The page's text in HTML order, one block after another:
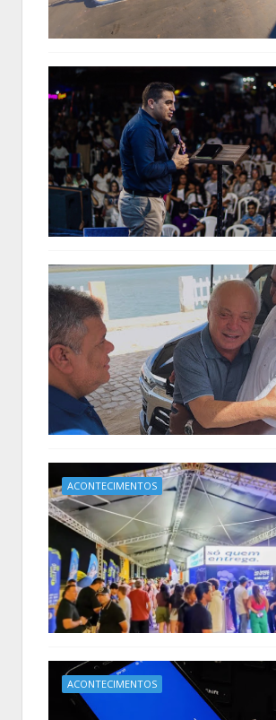
ACONTECIMENTOS
ACONTECIMENTOS